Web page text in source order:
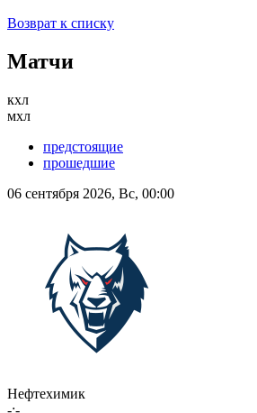
Возврат к списку
Матчи
кхл
мхл
предстоящие
прошедшие
06 сентября 2026, Вс, 00:00
Нефтехимик